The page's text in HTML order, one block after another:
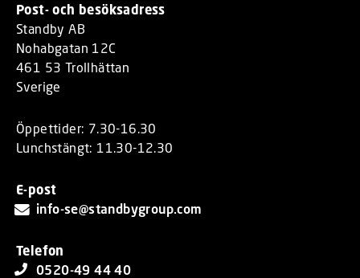
Post- och besöksadress
Standby AB
Nohabgatan 12C
461 53 Trollhättan
Sverige
Öppettider: 7.30-16.30
Lunchstängt: 11.30-12.30
E-post
info-se@standbygroup.com
Telefon
0520-49 44 40